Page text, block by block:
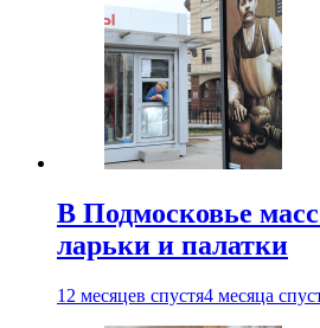
В Подмосковье
ларьки и палатки
12 месяцев спустя4 месяца